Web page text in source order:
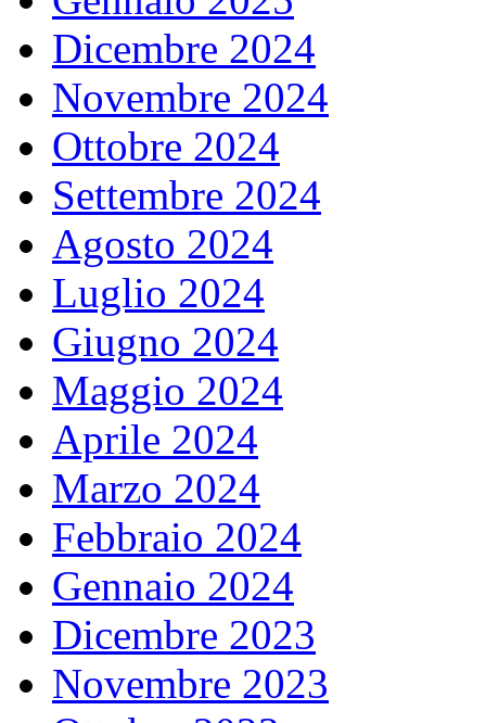
Dicembre 2024
Novembre 2024
Ottobre 2024
Settembre 2024
Agosto 2024
Luglio 2024
Giugno 2024
Maggio 2024
Aprile 2024
Marzo 2024
Febbraio 2024
Gennaio 2024
Dicembre 2023
Novembre 2023